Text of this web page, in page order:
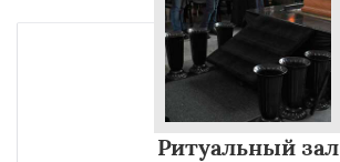
Ритуальный зал